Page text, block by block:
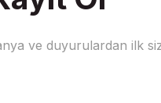
ve duyurulardan ilk